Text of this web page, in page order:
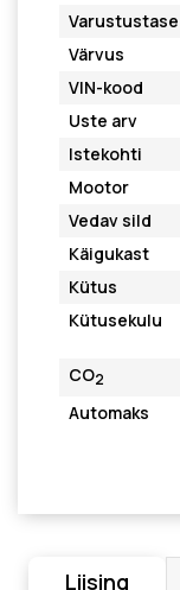
Varustustase
Värvus
VIN-kood
Uste arv
Istekohti
Mootor
Vedav sild
Käigukast
Kütus
Kütusekulu
CO2
Automaks
Liising